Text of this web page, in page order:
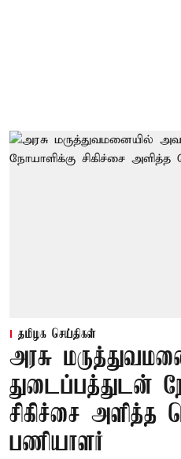
தமிழக செய்திகள்
அரசு
துடைப்பத்துடன்
சிகிச்சை
பணியாளர்